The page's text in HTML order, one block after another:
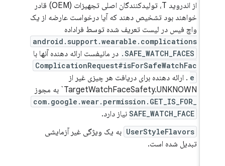
از اندروید T، تولیدکنندگان اصلی تجهیزات (OEM) قادر
خواهند بود تشخیص دهند که آیا درخواست عارضه از یک
واچ فیس در لیست تعریف شده توسط فراداده
android.support.wearable.complications
.SAFE_WATCH_FACESدر مانیفست ارائه دهنده آنها با
ComplicationRequest#isForSafeWatchFac
. ارائه دهنده برای دریافت هر چیزی غیر از
TargetWatchFaceSafety.UNKNOWN` به مجوز
com.google.wear.permission.GET_IS_FOR_
SAFE_WATCH_FACEنیاز دارد.
UserStyleFlavors به ​​یک ویژگی غیر آزمایشی
تبدیل شده است.